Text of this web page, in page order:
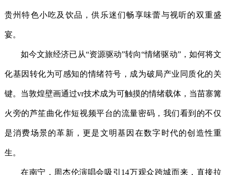
贵州特色小吃及饮品，供乐迷们畅享味蕾与视听的双重盛
宴。
如今文旅经济已从“资源驱动”转向“情绪驱动”，如何将文
化基因转化为可感知的情绪符号，成为破局产业同质化的关
键。当敦煌壁画通过vr技术成为可触摸的情绪载体，当苗寨篝
火旁的芦笙曲化作短视频平台的流量密码，我们看到的不仅
是消费场景的革新，更是文明基因在数字时代的创造性重
生。
在南宁，周杰伦演唱会吸引14万观众跨城而来，直接拉